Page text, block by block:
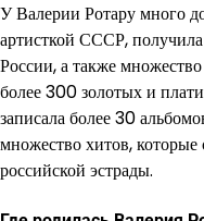
У Валерии Ротару много
артисткой СССР,
России, а также
более 300 золотых и
записала более 30
множество хитов, которые
российской эстрады.